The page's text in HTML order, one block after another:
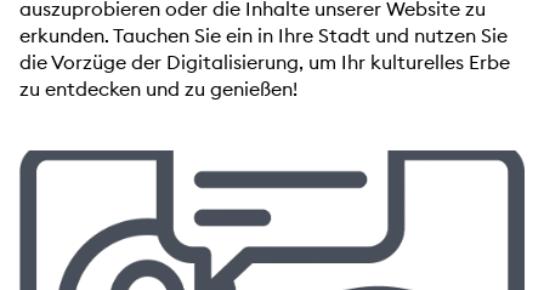
auszuprobieren oder die Inhalte unserer Website zu
erkunden. Tauchen Sie ein in Ihre Stadt und nutzen Sie
die Vorzüge der Digitalisierung, um Ihr kulturelles Erbe
zu entdecken und zu genießen!